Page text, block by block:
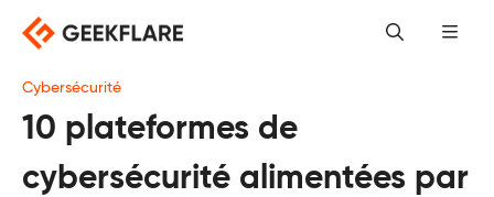
Skip
content
Cybersécurité
10 plateformes de
cybersécurité alimentées par